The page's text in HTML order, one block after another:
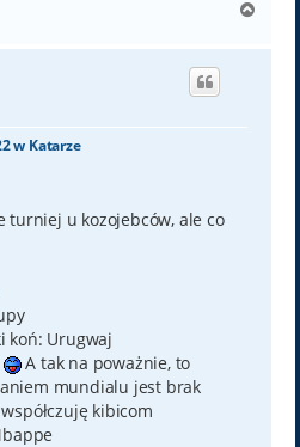
g
w Katarze
u kozojebców, ale co
koń: Urugwaj
A tak na poważnie, to
mundialu jest brak
kibicom